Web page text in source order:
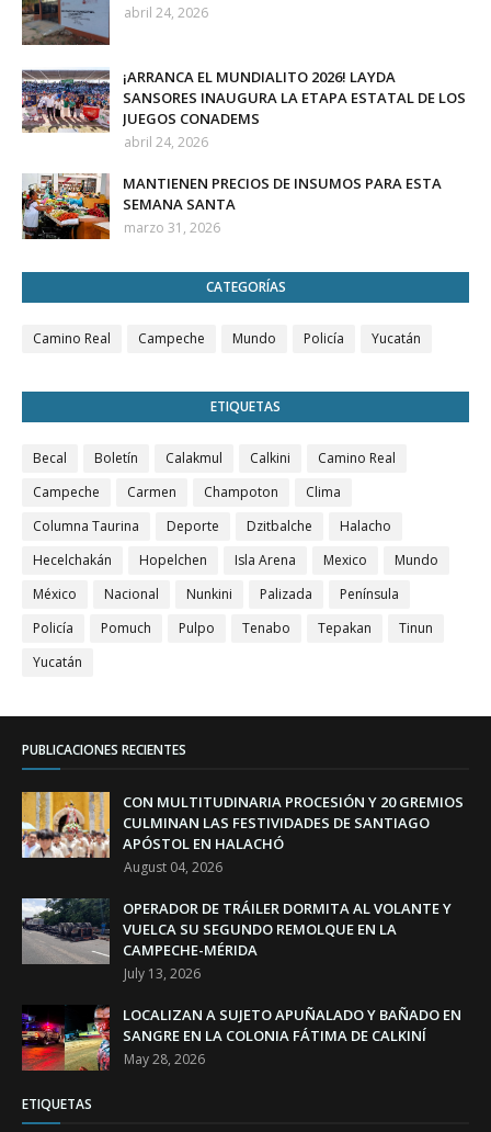
abril 24, 2026
¡ARRANCA EL MUNDIALITO 2026! LAYDA
SANSORES INAUGURA LA ETAPA ESTATAL DE LOS
JUEGOS CONADEMS
abril 24, 2026
MANTIENEN PRECIOS DE INSUMOS PARA ESTA
SEMANA SANTA
marzo 31, 2026
CATEGORÍAS
Camino Real Campeche Mundo Policía Yucatán
ETIQUETAS
Becal Boletín Calakmul Calkini
Camino Real
Campeche
Carmen Champoton
Clima
Columna Taurina
Deporte Dzitbalche
Halacho
Hecelchakán
Hopelchen Isla Arena Mexico
Mundo
México
Nacional Nunkini Palizada
Península
Policía
Pomuch Pulpo Tenabo Tepakan
Tinun
Yucatán
PUBLICACIONES RECIENTES
CON MULTITUDINARIA PROCESIÓN Y 20 GREMIOS
CULMINAN LAS FESTIVIDADES DE SANTIAGO
APÓSTOL EN HALACHÓ
August 04, 2026
OPERADOR DE TRÁILER DORMITA AL VOLANTE Y
VUELCA SU SEGUNDO REMOLQUE EN LA
CAMPECHE-MÉRIDA
July 13, 2026
LOCALIZAN A SUJETO APUÑALADO Y BAÑADO EN
SANGRE EN LA COLONIA FÁTIMA DE CALKINÍ
May 28, 2026
ETIQUETAS